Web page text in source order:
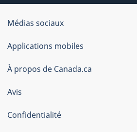
Organisation
du
gouvernement
du
Canada
Médias sociaux
Applications mobiles
À propos de Canada.ca
Avis
Confidentialité